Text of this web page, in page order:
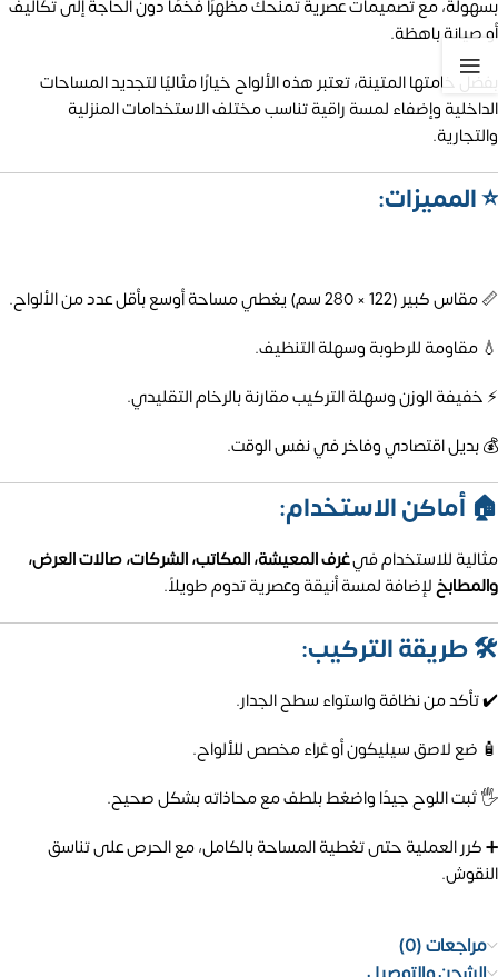
بسهولة، مع تصميمات عصرية تمنحك مظهرًا فخمًا دون الحاجة إلى تكاليف
أو صيانة باهظة.
بفضل خامتها المتينة، تعتبر هذه الألواح خيارًا مثاليًا لتجديد المساحات
الداخلية وإضفاء لمسة راقية تناسب مختلف الاستخدامات المنزلية
والتجارية.
⭐ المميزات:
📏 مقاس كبير (122 × 280 سم) يغطي مساحة أوسع بأقل عدد من الألواح.
💧 مقاومة للرطوبة وسهلة التنظيف.
⚡ خفيفة الوزن وسهلة التركيب مقارنة بالرخام التقليدي.
💰 بديل اقتصادي وفاخر في نفس الوقت.
🏠 أماكن الاستخدام:
مثالية للاستخدام فيغرف المعيشة، المكاتب، الشركات، صالات العرض،
والمطابخلإضافة لمسة أنيقة وعصرية تدوم طويلاً.
🛠️ طريقة التركيب:
✔️ تأكد من نظافة واستواء سطح الجدار.
🧴 ضع لاصق سيليكون أو غراء مخصص للألواح.
🖐️ ثبت اللوح جيدًا واضغط بلطف مع محاذاته بشكل صحيح.
➕ كرر العملية حتى تغطية المساحة بالكامل، مع الحرص على تناسق
النقوش.
مراجعات (0)